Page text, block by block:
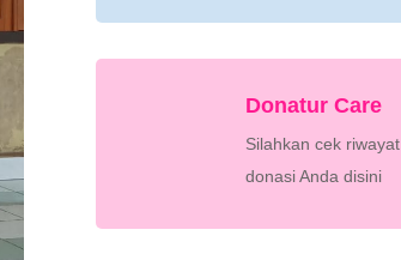
Donatur Care
Silahkan cek riwayat
donasi Anda disini